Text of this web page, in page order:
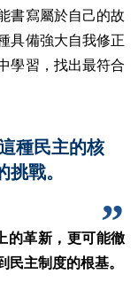
書寫屬於自己的故
具備強大自我修正
學習，找出最符合
種民主的核
戰。
的革新，更可能徹
主制度的根基。